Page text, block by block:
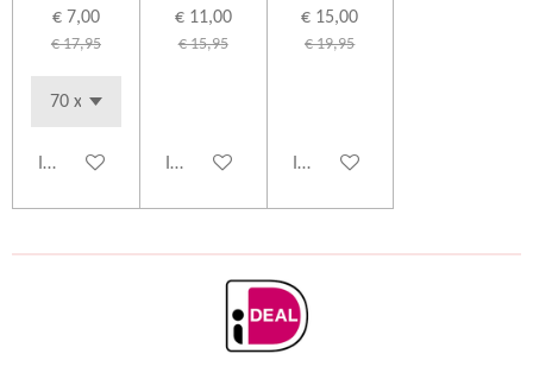
€ 7,00
€ 17,95
In winkelwagen
€ 11,00
€ 15,95
In winkelwagen
€ 15,00
€ 19,95
In winkelwagen